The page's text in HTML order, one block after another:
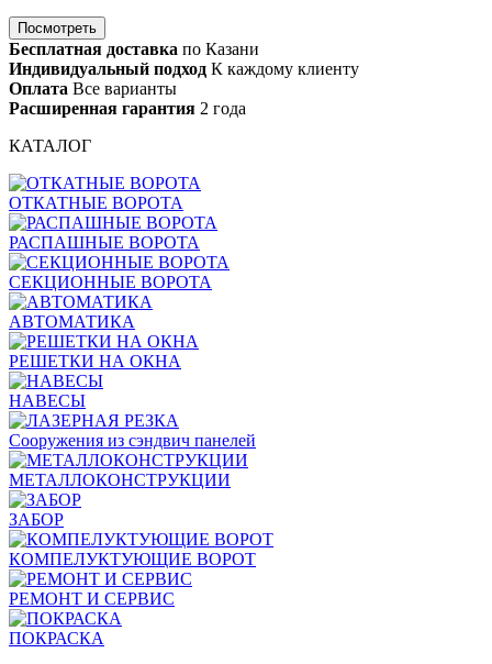
Посмотреть
Бесплатная доставка по Казани
Индивидуальный подход К каждому клиенту
Оплата Все варианты
Расширенная гарантия 2 года
КАТАЛОГ
ОТКАТНЫЕ ВОРОТА
РАСПАШНЫЕ ВОРОТА
СЕКЦИОННЫЕ ВОРОТА
АВТОМАТИКА
РЕШЕТКИ НА ОКНА
НАВЕСЫ
Сооружения из сэндвич панелей
МЕТАЛЛОКОНСТРУКЦИИ
ЗАБОР
КОМПЕЛУКТУЮЩИЕ ВОРОТ
РЕМОНТ И СЕРВИС
ПОКРАСКА